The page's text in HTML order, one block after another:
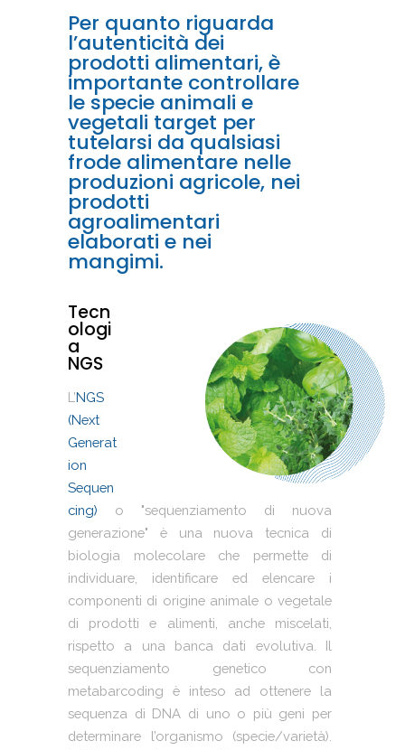
Per quanto riguarda
l’autenticità dei
prodotti alimentari, è
importante controllare
le specie animali e
vegetali target per
tutelarsi da qualsiasi
frode alimentare nelle
produzioni agricole, nei
prodotti
agroalimentari
elaborati e nei
mangimi.
Tecn
ologi
a
NGS
L’NGS
(Next
Generat
ion
Sequen
cing) o "sequenziamento di nuova
generazione" è una nuova tecnica di
biologia molecolare che permette di
individuare, identificare ed elencare i
componenti di origine animale o vegetale
di prodotti e alimenti, anche miscelati,
rispetto a una banca dati evolutiva. Il
sequenziamento genetico con
metabarcoding è inteso ad ottenere la
sequenza di DNA di uno o più geni per
determinare l’organismo (specie/varietà).